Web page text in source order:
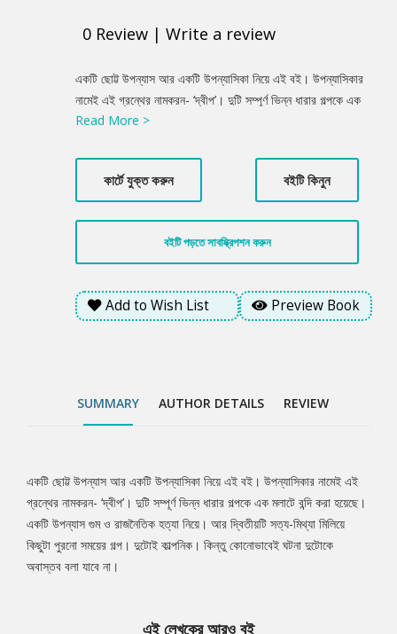
0 Review | Write a review
Product
Summery
একটি ছোট্ট উপন্যাস আর একটি উপন্যাসিকা নিয়ে এই বই। উপন্যাসিকার
নামেই এই গ্রন্থের নামকরন- ‘দ্বীপ’। দুটি সম্পূর্ণ ভিন্ন ধারার গল্পকে এক
মলাটে বন্দি করা হয়েছে। একটি উপন্যাস গুম ও রাজনৈতিক হত্যা নিয়ে। আর
কিন্তু কোনোভাবেই ঘটনা দুটোকে অবাস্তব বলা যাবে না।
Read More >
কার্টে যুক্ত করুন বইটি কিনুন
বইটি পড়তে সাবস্ক্রিপশন করুন
Add to Wish List Preview Book
SUMMARY AUTHOR DETAILS REVIEW
Tab
Article
একটি ছোট্ট উপন্যাস আর একটি উপন্যাসিকা নিয়ে এই বই। উপন্যাসিকার নামেই এই
গ্রন্থের নামকরন- ‘দ্বীপ’। দুটি সম্পূর্ণ ভিন্ন ধারার গল্পকে এক মলাটে বন্দি করা হয়েছে।
একটি উপন্যাস গুম ও রাজনৈতিক হত্যা নিয়ে। আর দ্বিতীয়টি সত্য-মিথ্যা মিলিয়ে
কিছুটা পুরনো সময়ের গল্প। দুটোই কাল্পনিক। কিন্তু কোনোভাবেই ঘটনা দুটোকে
অবাস্তব বলা যাবে না।
এই লেখকের আরও বই